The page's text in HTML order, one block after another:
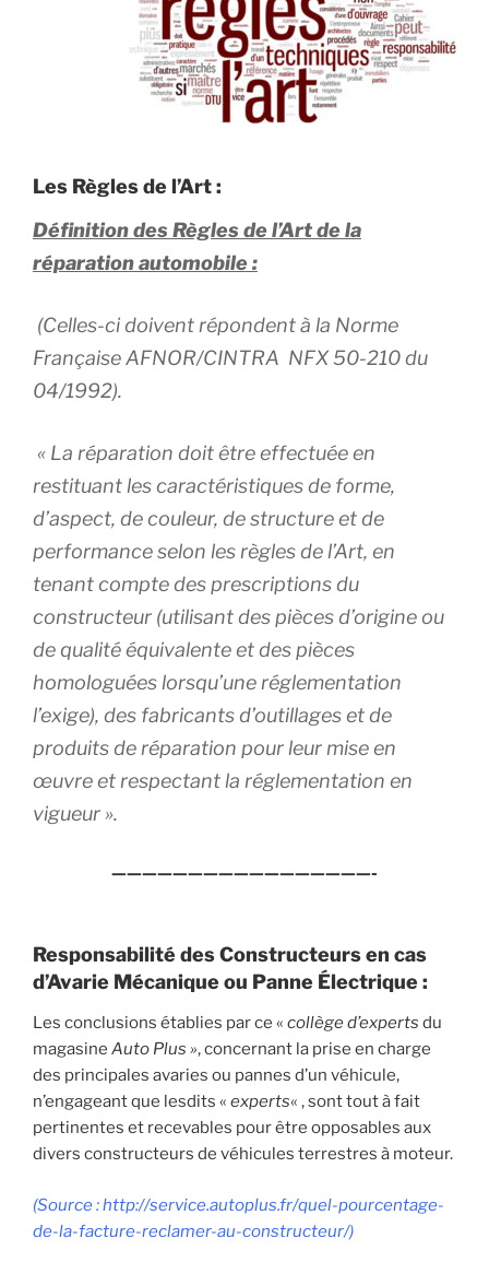
Les Règles de l’Art :
Définition des Règles de l’Art de la
réparation automobile :
(Celles-ci doivent répondent à la Norme
Française AFNOR/CINTRA NFX 50-210 du
04/1992).
« La réparation doit être effectuée en
restituant les caractéristiques de forme,
d’aspect, de couleur, de structure et de
performance selon les règles de l’Art, en
tenant compte des prescriptions du
constructeur (utilisant des pièces d’origine ou
de qualité équivalente et des pièces
homologuées lorsqu’une réglementation
l’exige), des fabricants d’outillages et de
produits de réparation pour leur mise en
œuvre et respectant la réglementation en
vigueur ».
—————————————————-
Responsabilité des Constructeurs en cas
d’Avarie Mécanique ou Panne Électrique :
Les conclusions établies par ce « collège d’experts du
magasine Auto Plus », concernant la prise en charge
des principales avaries ou pannes d’un véhicule,
n’engageant que lesdits « experts« , sont tout à fait
pertinentes et recevables pour être opposables aux
divers constructeurs de véhicules terrestres à moteur.
(Source : http://service.autoplus.fr/quel-pourcentage-
de-la-facture-reclamer-au-constructeur/)